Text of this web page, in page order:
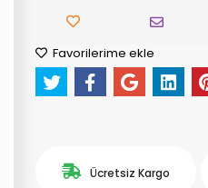
Favorilerime ekle
Ücretsiz Kargo